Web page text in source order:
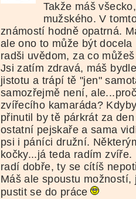
Takže máš
mužského. V
známostí hodně opatrná.
ale ono to může být docela
radši uvědom, za co
Jsi zatím zdravá, máš
jistotu a trápí tě "jen"
samozřejmě není,
zvířecího kamaráda?
přinutil by tě párkrát za
ostatní pejskaře a sama
psi i páníci družní.
kočky...já teda radím
radí dobře, ty se cítíš
Máš ale spoustu možností,
pustit se do práce